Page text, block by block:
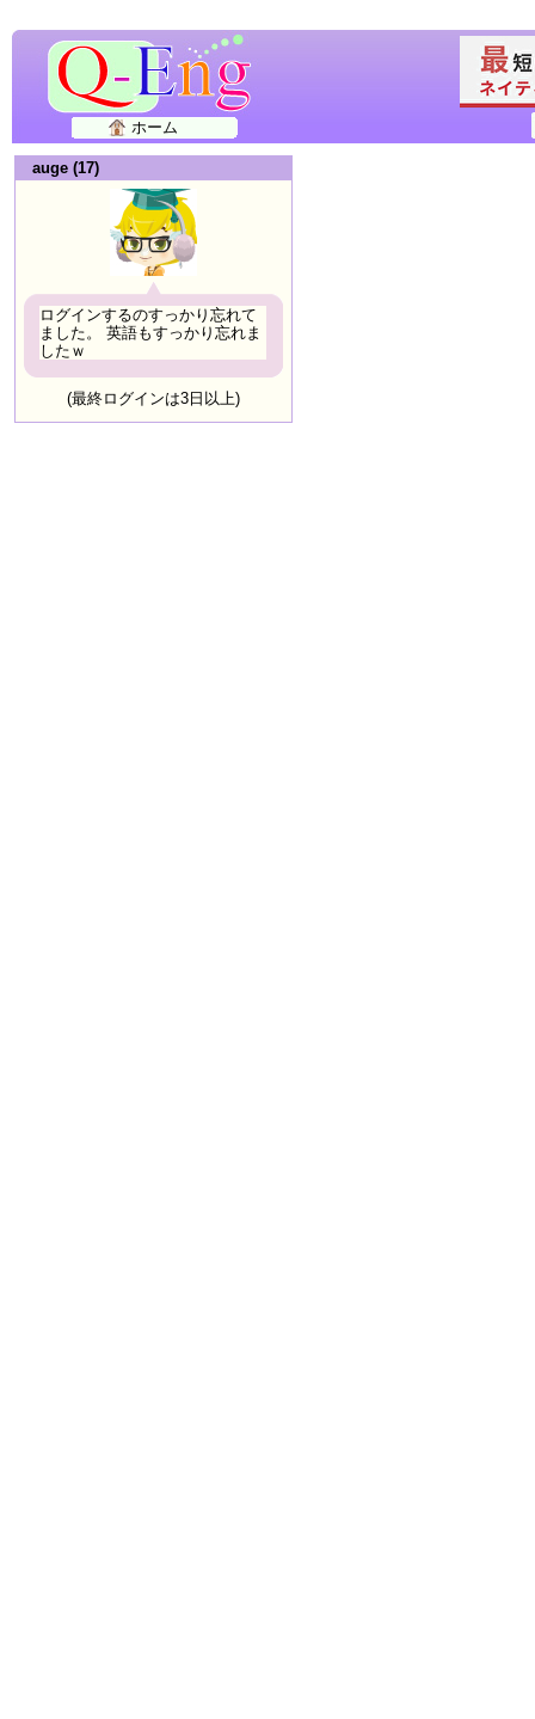
ホーム
auge (17)
ログインするのすっかり忘れて
ました。 英語もすっかり忘れま
したｗ
(最終ログインは3日以上)